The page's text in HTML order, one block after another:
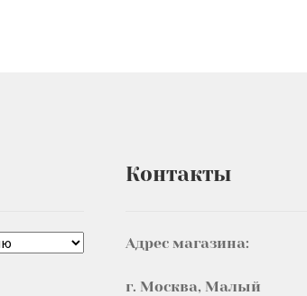
Контакты
Адрес магазина:
г. Москва, Малый